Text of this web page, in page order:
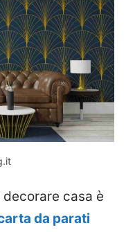
casa è
da parati